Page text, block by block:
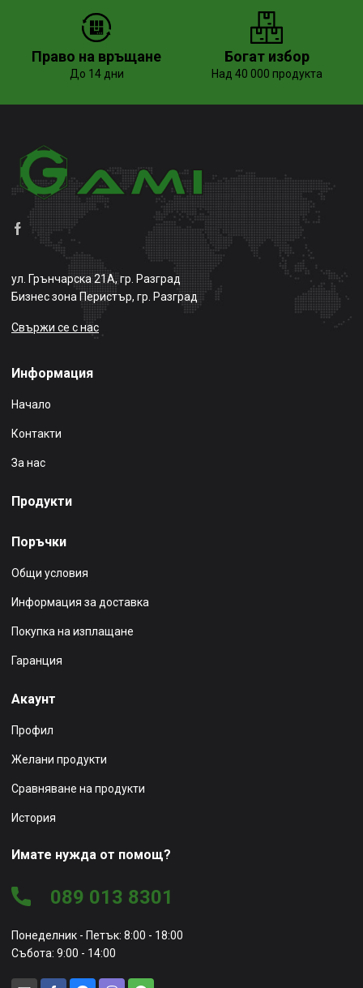
Право на връщане
До 14 дни
Богат избор
Над 40 000 продукта
ул. Грънчарска 21А, гр. Разград
Бизнес зона Перистър, гр. Разград
Свържи се с нас
Информация
Начало
Контакти
За нас
Продукти
Поръчки
Общи условия
Информация за доставка
Покупка на изплащане
Гаранция
Акаунт
Профил
Желани продукти
Сравняване на продукти
История
Имате нужда от помощ?
089 013 8301
Понеделник - Петък: 8:00 - 18:00
Събота: 9:00 - 14:00